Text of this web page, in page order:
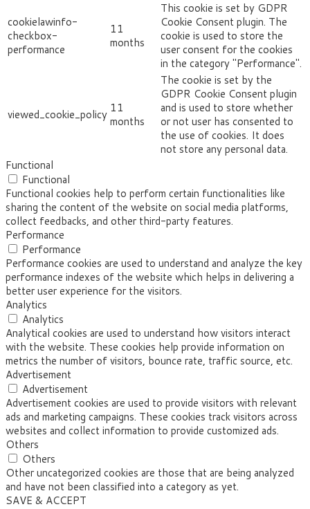
cookielawinfo-
checkbox-
performance
11
months
This cookie is set by GDPR
Cookie Consent plugin. The
cookie is used to store the
user consent for the cookies
in the category "Performance".
viewed_cookie_policy 11
months
The cookie is set by the
GDPR Cookie Consent plugin
and is used to store whether
or not user has consented to
the use of cookies. It does
not store any personal data.
Functional
Functional
Functional cookies help to perform certain functionalities like
sharing the content of the website on social media platforms,
collect feedbacks, and other third-party features.
Performance
Performance
Performance cookies are used to understand and analyze the key
performance indexes of the website which helps in delivering a
better user experience for the visitors.
Analytics
Analytics
Analytical cookies are used to understand how visitors interact
with the website. These cookies help provide information on
metrics the number of visitors, bounce rate, traffic source, etc.
Advertisement
Advertisement
Advertisement cookies are used to provide visitors with relevant
ads and marketing campaigns. These cookies track visitors across
websites and collect information to provide customized ads.
Others
Others
Other uncategorized cookies are those that are being analyzed
and have not been classified into a category as yet.
SAVE & ACCEPT